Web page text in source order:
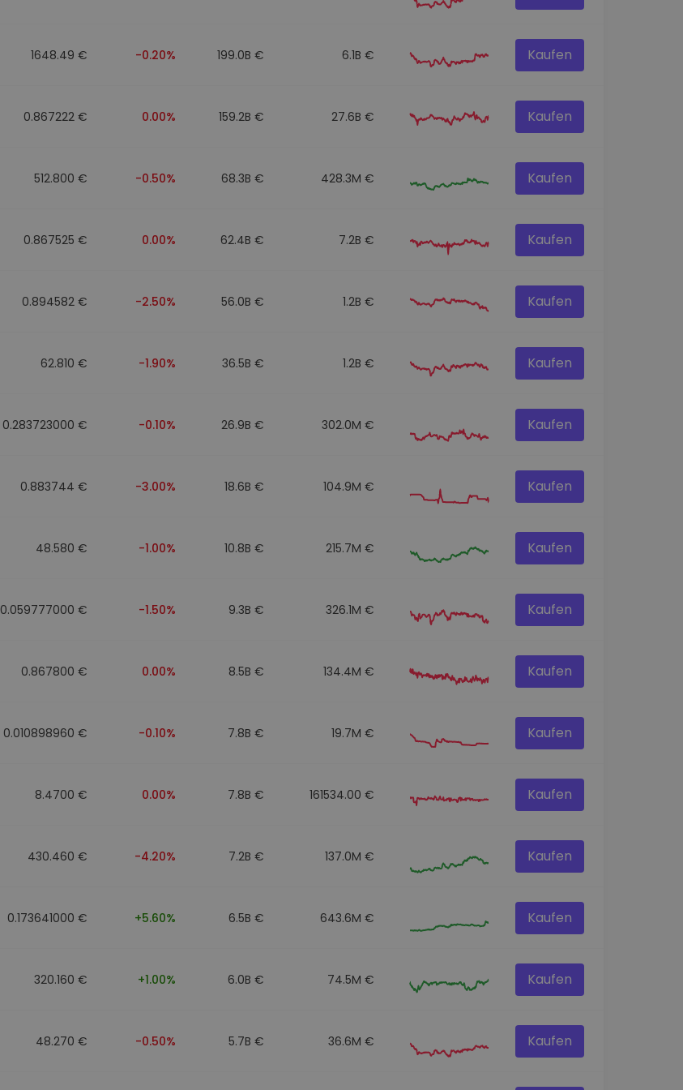
1648.49 € -0.20% 199.0B € 6.1B € Kaufen
0.867222 € 0.00% 159.2B € 27.6B € Kaufen
512.800 € -0.50% 68.3B € 428.3M € Kaufen
0.867525 € 0.00% 62.4B € 7.2B € Kaufen
0.894582 € -2.50% 56.0B € 1.2B € Kaufen
62.810 € -1.90% 36.5B € 1.2B € Kaufen
0.283723000 € -0.10% 26.9B € 302.0M € Kaufen
0.883744 € -3.00% 18.6B € 104.9M € Kaufen
48.580 € -1.00% 10.8B € 215.7M € Kaufen
0.059777000 € -1.50% 9.3B € 326.1M € Kaufen
0.867800 € 0.00% 8.5B € 134.4M € Kaufen
0.010898960 € -0.10% 7.8B € 19.7M € Kaufen
8.4700 € 0.00% 7.8B € 161534.00 € Kaufen
430.460 € -4.20% 7.2B € 137.0M € Kaufen
0.173641000 € +5.60% 6.5B € 643.6M € Kaufen
320.160 € +1.00% 6.0B € 74.5M € Kaufen
48.270 € -0.50% 5.7B € 36.6M € Kaufen